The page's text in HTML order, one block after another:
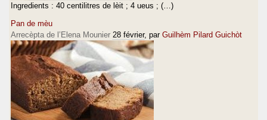
Ingredients : 40 centilitres de lèit ; 4 ueus ; (…)
Pan de mèu
Arrecèpta de l’Elena Mounier 28 février, par Guilhèm Pilard Guichòt